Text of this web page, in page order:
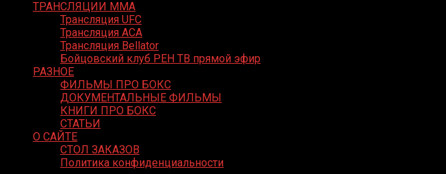
ТРАНСЛЯЦИИ MMA
Трансляция UFC
Трансляция ACA
Трансляция Bellator
Бойцовский клуб РЕН ТВ прямой эфир
РАЗНОЕ
ФИЛЬМЫ ПРО БОКС
ДОКУМЕНТАЛЬНЫЕ ФИЛЬМЫ
КНИГИ ПРО БОКС
СТАТЬИ
О САЙТЕ
СТОЛ ЗАКАЗОВ
Политика конфиденциальности